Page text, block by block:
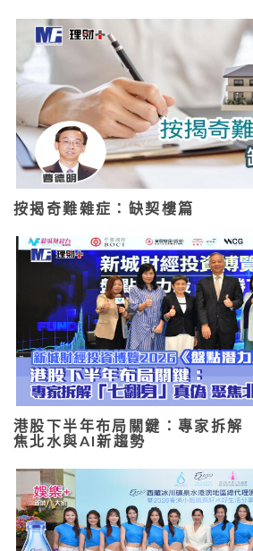
按揭奇難雜症：缺契樓篇
港股下半年布局關鍵：專家拆解
焦北水與AI新趨勢